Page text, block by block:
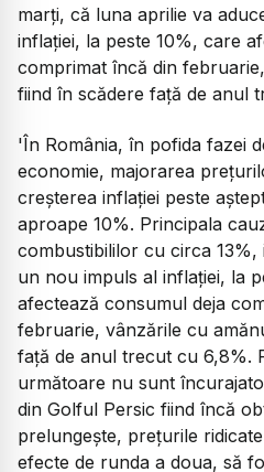
marți, că luna aprilie va
inflației, la peste 10%, care
comprimat încă din
fiind în scădere față de anul
'În România, în pofida fazei
economie, majorarea
creșterea inflației peste
aproape 10%. Principala
combustibililor cu circa
un nou impuls al inflației, la
afectează consumul deja
februarie, vânzările cu
față de anul trecut cu 6,8%.
următoare nu sunt
din Golful Persic fiind încă
prelungește, prețurile
efecte de runda a doua, să